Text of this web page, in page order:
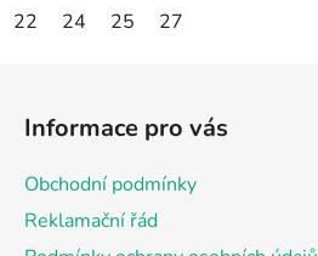
22 24 25 27
Informace pro vás
Obchodní podmínky
Reklamační řád